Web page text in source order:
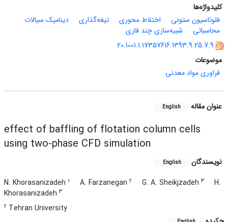
کلیدواژه‌ها
فلوتاسیون ستونی
اختلاط محوری تیغه‌گذاری
دینامیک سیالات
محاسباتی
شبیه‌سازی چند فازی
20.1001.1.17357616.1393.9.25.7.9
موضوعات
فراوری مواد معدنی
عنوان مقاله English
effect of baffling of flotation column cells
using two-phase CFD simulation
نویسندگان English
N. Khorasanizadeh 1 A. Farzanegan 2 G. A. Sheikjzadeh 3
H.
Khorasanizadeh 3
2 Tehran University